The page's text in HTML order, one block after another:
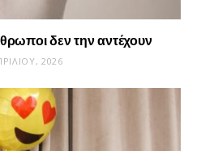
δεν την αντέχουν
2026